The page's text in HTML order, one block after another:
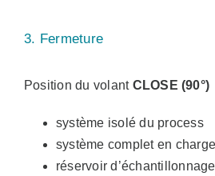
3. Fermeture
Position du volant CLOSE (90°)
système isolé du process
système complet en charge
réservoir